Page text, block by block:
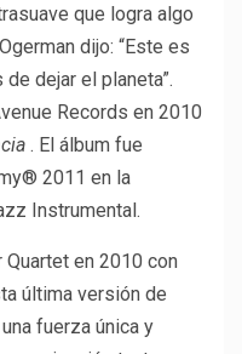
que logra algo
dijo: “Este es
dejar el planeta”.
Records en 2010
. El álbum fue
2011 en la
Instrumental.
en 2010 con
última versión de
fuerza única y